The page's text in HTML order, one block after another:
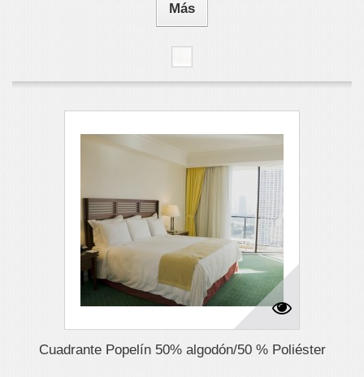
Más
Cuadrante Popelín 50% algodón/50 % Poliéster